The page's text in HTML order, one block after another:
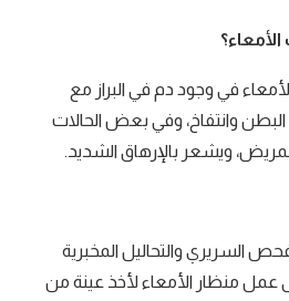
الأمعاء؟
في وجود دم في البراز مع
وانتفاخ، وفي بعض الحالات
ويشعر بالإرهاق الشديد.
السريري والتحاليل المخبرية
إلى عمل منظار الأمعاء لأخذ عينة من